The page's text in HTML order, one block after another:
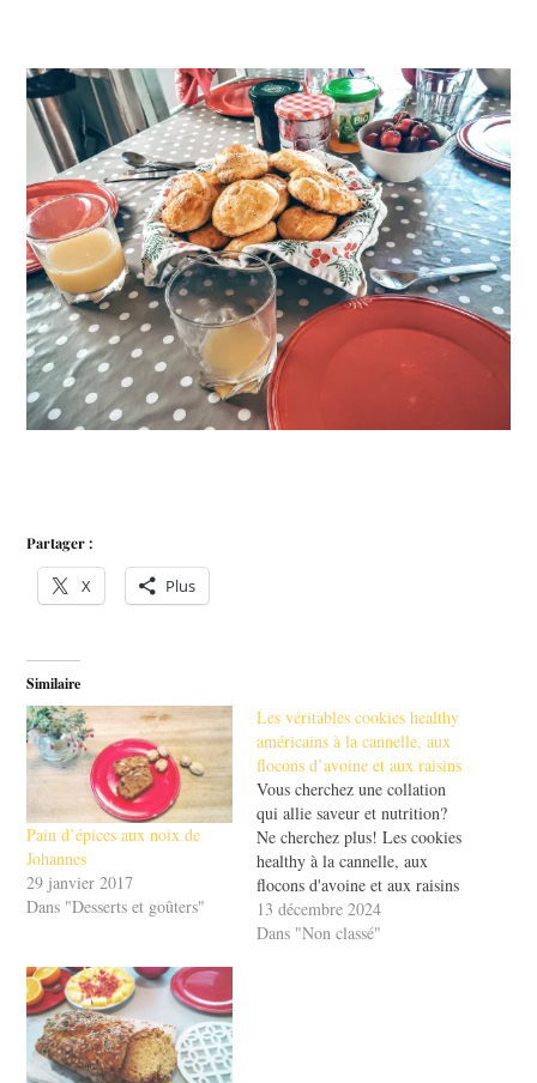
Partager :
X Plus
Similaire
Pain d’épices aux noix de
Johannes
29 janvier 2017
Dans "Desserts et goûters"
Les véritables cookies healthy
américains à la cannelle, aux
flocons d’avoine et aux raisins
Vous cherchez une collation
qui allie saveur et nutrition?
Ne cherchez plus! Les cookies
healthy à la cannelle, aux
flocons d'avoine et aux raisins
sont la réponse. Ces douceurs
américaines ne sont pas
13 décembre 2024
Dans "Non classé"